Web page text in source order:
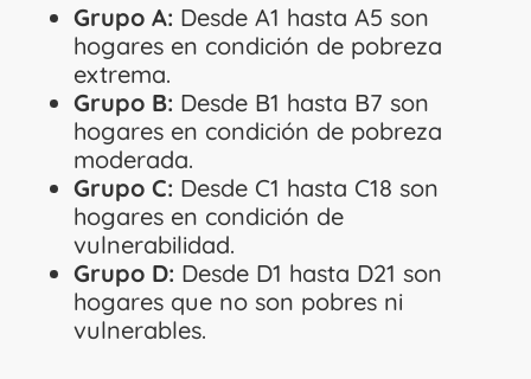
Grupo A: Desde A1 hasta A5 son
hogares en condición de pobreza
extrema.
Grupo B: Desde B1 hasta B7 son
hogares en condición de pobreza
moderada.
Grupo C: Desde C1 hasta C18 son
hogares en condición de
vulnerabilidad.
Grupo D: Desde D1 hasta D21 son
hogares que no son pobres ni
vulnerables.